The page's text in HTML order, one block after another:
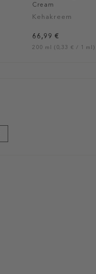
Cream
Kehakreem
66,99 €
200 ml (0,33 € / 1 ml)